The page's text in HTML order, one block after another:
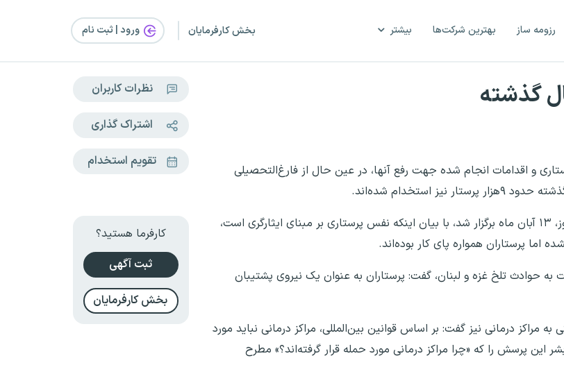
رزومه ساز بهترین شرکت‌ها بیشتر بخش کارفرمایان ورود | ثبت‌ نام
و اقدامات انجام شده جهت رفع آنها، در عین حال از فارغ‌التحصیلی
به گزارش ایسنا، دکتر احمد نجاتیان در نشستی خبری که صبح امروز، ۱۳ آبان ماه برگزار شد، با بیان اینکه نفس پرستاری بر مبنای ایثارگری است،
اما پرستاران همواره پای کار بوده‌اند.
حوادث تلخ غزه و لبنان، گفت: پرستاران به عنوان یک نیروی پشتیبان
درمانی نیز گفت: بر اساس قوانین بین‌المللی، مراکز درمانی نباید مورد
این پرسش را که «چرا مراکز درمانی مورد حمله قرار گرفته‌اند؟» مطرح
نظرات کاربران
اشتراک گذاری
تقویم استخدام
کارفرما هستید؟
ثبت آگهی
بخش کارفرمایان